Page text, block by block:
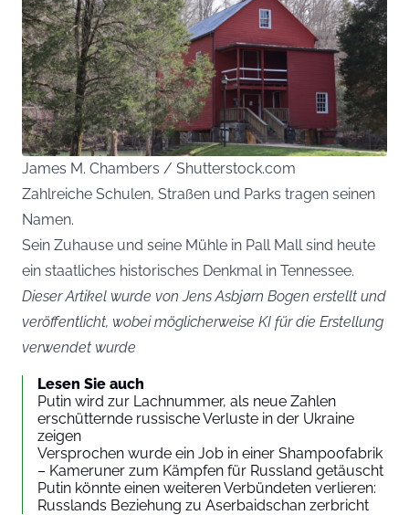
James M. Chambers / Shutterstock.com
Zahlreiche Schulen, Straßen und Parks tragen seinen
Namen.
Sein Zuhause und seine Mühle in Pall Mall sind heute
ein staatliches historisches Denkmal in Tennessee.
Dieser Artikel wurde von Jens Asbjørn Bogen erstellt und
veröffentlicht, wobei möglicherweise KI für die Erstellung
verwendet wurde
Lesen Sie auch
Putin wird zur Lachnummer, als neue Zahlen
erschütternde russische Verluste in der Ukraine
zeigen
Versprochen wurde ein Job in einer Shampoofabrik
– Kameruner zum Kämpfen für Russland getäuscht
Putin könnte einen weiteren Verbündeten verlieren:
Russlands Beziehung zu Aserbaidschan zerbricht